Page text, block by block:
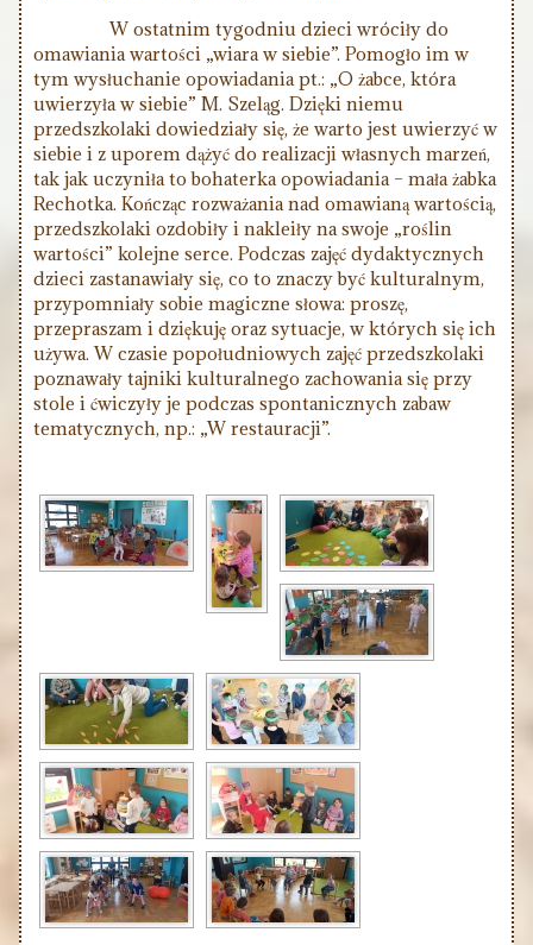
W ostatnim tygodniu dzieci wróciły do
omawiania wartości „wiara w siebie”. Pomogło im w
tym wysłuchanie opowiadania pt.: „O żabce, która
uwierzyła w siebie” M. Szeląg. Dzięki niemu
przedszkolaki dowiedziały się, że warto jest uwierzyć w
siebie i z uporem dążyć do realizacji własnych marzeń,
tak jak uczyniła to bohaterka opowiadania – mała żabka
Rechotka. Kończąc rozważania nad omawianą wartością,
przedszkolaki ozdobiły i nakleiły na swoje „roślin
wartości” kolejne serce. Podczas zajęć dydaktycznych
dzieci zastanawiały się, co to znaczy być kulturalnym,
przypomniały sobie magiczne słowa: proszę,
przepraszam i dziękuję oraz sytuacje, w których się ich
używa. W czasie popołudniowych zajęć przedszkolaki
poznawały tajniki kulturalnego zachowania się przy
stole i ćwiczyły je podczas spontanicznych zabaw
tematycznych, np.: „W restauracji”.